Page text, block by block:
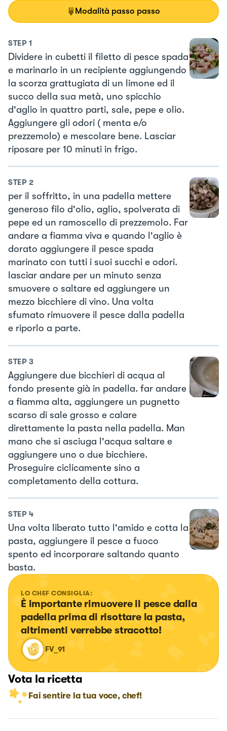
Modalità passo passo
STEP 1
Dividere in cubetti il filetto di pesce spada
e marinarlo in un recipiente aggiungendo
la scorza grattugiata di un limone ed il
succo della sua metà, uno spicchio
d'aglio in quattro parti, sale, pepe e olio.
Aggiungere gli odori ( menta e/o
prezzemolo) e mescolare bene. Lasciar
riposare per 10 minuti in frigo.
STEP 2
per il soffritto, in una padella mettere
generoso filo d'olio, aglio, spolverata di
pepe ed un ramoscello di prezzemolo. Far
andare a fiamma viva e quando l'aglio è
dorato aggiungere il pesce spada
marinato con tutti i suoi succhi e odori.
lasciar andare per un minuto senza
smuovere o saltare ed aggiungere un
mezzo bicchiere di vino. Una volta
sfumato rimuovere il pesce dalla padella
e riporlo a parte.
STEP 3
Aggiungere due bicchieri di acqua al
fondo presente già in padella. far andare
a fiamma alta, aggiungere un pugnetto
scarso di sale grosso e calare
direttamente la pasta nella padella. Man
mano che si asciuga l'acqua saltare e
aggiungere uno o due bicchiere.
Proseguire ciclicamente sino a
completamento della cottura.
STEP 4
Una volta liberato tutto l'amido e cotta la
pasta, aggiungere il pesce a fuoco
spento ed incorporare saltando quanto
basta.
LO CHEF CONSIGLIA:
È importante rimuovere il pesce dalla
padella prima di risottare la pasta,
altrimenti verrebbe stracotto!
FV_91
Vota la ricetta
Fai sentire la tua voce, chef!